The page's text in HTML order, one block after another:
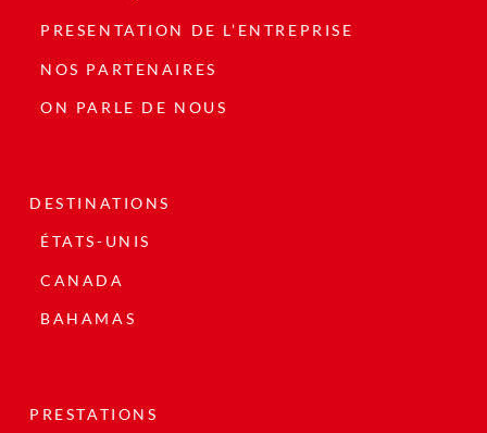
PRESENTATION DE L’ENTREPRISE
NOS PARTENAIRES
ON PARLE DE NOUS
DESTINATIONS
ÉTATS-UNIS
CANADA
BAHAMAS
PRESTATIONS